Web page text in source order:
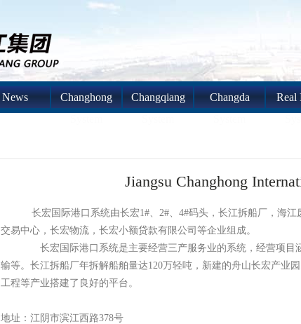
News
Changhong
Changqiang
Changda
Real
Jiangsu Changhong
长宏国际港口系统由长宏1#、2#、4#码头，长江拆船厂，海江
交易中心，长宏物流，长宏小额贷款有限公司等企业组成。
长宏国际港口系统是主要经营三产服务业的系统，经营项目
输等。长江拆船厂年拆解船舶量达120万轻吨，新建的舟山长宏产业
工程等产业搭建了良好的平台。
地址：江阴市滨江西路378号